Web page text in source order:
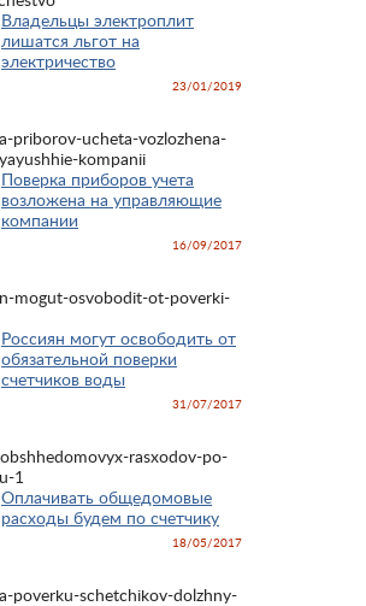
Владельцы электроплит
лишатся льгот на
электричество
23/01/2019
Поверка приборов учета
возложена на управляющие
компании
16/09/2017
Россиян могут освободить от
обязательной поверки
счетчиков воды
31/07/2017
Оплачивать общедомовые
расходы будем по счетчику
18/05/2017